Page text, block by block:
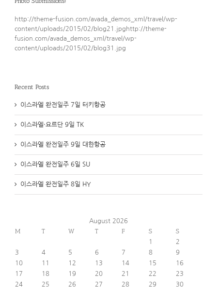
http://theme-fusion.com/avada_demos_xml/travel/wp-
content/uploads/2015/02/blog21.jpghttp://theme-
fusion.com/avada_demos_xml/travel/wp-
content/uploads/2015/02/blog31.jpg
Recent Posts
이스라엘 완전일주 7일 터키항공
이스라엘·요르단 9일 TK
이스라엘 완전일주 9일 대한항공
이스라엘 완전일주 6일 SU
이스라엘 완전일주 8일 HY
August 2026
M T W T F S S
1
2
3
4 5 6 7 8
9
10
11 12 13 14 15
16
17
18 19 20 21 22
23
24
25 26 27 28 29
30